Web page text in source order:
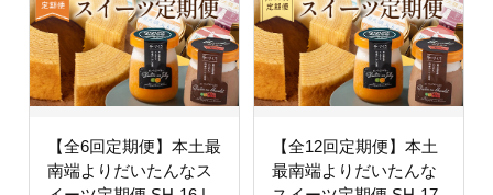
【全6回定期便】本土最
南端よりだいたんなス
【全12回定期便】本土
最南端よりだいたんな